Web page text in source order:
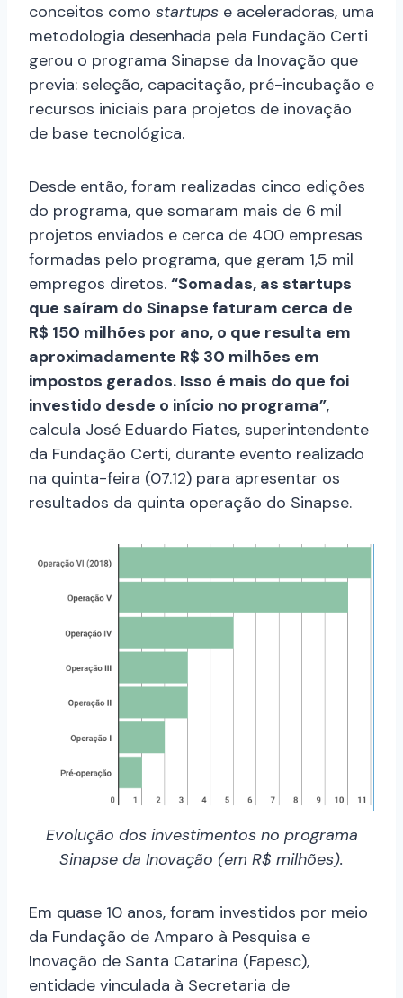
conceitos como startups e aceleradoras, uma
metodologia desenhada pela Fundação Certi
gerou o programa Sinapse da Inovação que
previa: seleção, capacitação, pré-incubação e
recursos iniciais para projetos de inovação
de base tecnológica.
Desde então, foram realizadas cinco edições
do programa, que somaram mais de 6 mil
projetos enviados e cerca de 400 empresas
formadas pelo programa, que geram 1,5 mil
empregos diretos. “Somadas, as startups
que saíram do Sinapse faturam cerca de
R$ 150 milhões por ano, o que resulta em
aproximadamente R$ 30 milhões em
impostos gerados. Isso é mais do que foi
investido desde o início no programa”,
calcula José Eduardo Fiates, superintendente
da Fundação Certi, durante evento realizado
na quinta-feira (07.12) para apresentar os
resultados da quinta operação do Sinapse.
Evolução dos investimentos no programa
Sinapse da Inovação (em R$ milhões).
Em quase 10 anos, foram investidos por meio
da Fundação de Amparo à Pesquisa e
Inovação de Santa Catarina (Fapesc),
entidade vinculada à Secretaria de